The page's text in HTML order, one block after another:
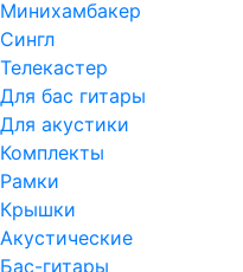
Минихамбакер
Сингл
Телекастер
Для бас гитары
Для акустики
Комплекты
Рамки
Крышки
Акустические
Бас-гитары